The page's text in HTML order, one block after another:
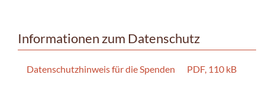
Informationen zum Datenschutz
Datenschutzhinweis für die Spenden PDF, 110 kB